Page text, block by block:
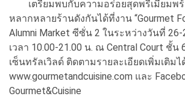
เตรียมพบกับความอร่อยสุดพรีเมียมพร้
หลากหลายร้านดังกันได้ที่งาน “Gourmet
Alumni Market ซีซั่น 2 ในระหว่างวันที่
เวลา 10.00-21.00 น. ณ Central Court ชั้น
เซ็นทรัลเวิลด์ ติดตามรายละเอียดเพิ่มเติมไ
www.gourmetandcuisine.com และ
Gourmet&Cuisine